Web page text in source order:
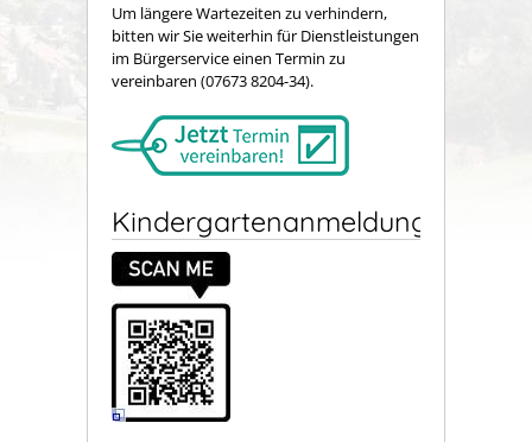
Um längere Wartezeiten zu verhindern,
bitten wir Sie weiterhin für Dienstleistungen
im Bürgerservice einen Termin zu
vereinbaren (07673 8204-34).
Kindergartenanmeldung